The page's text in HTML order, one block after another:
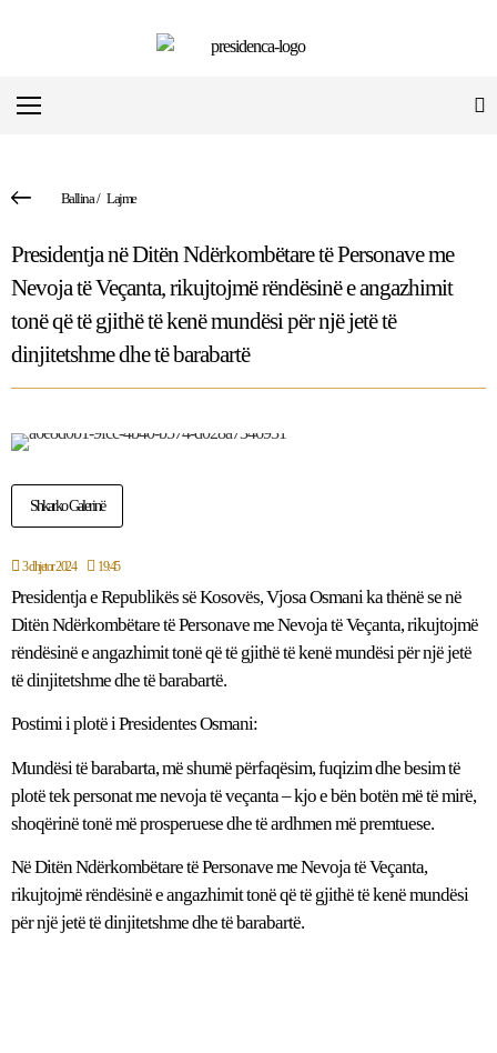
Ballina/ Lajme
Presidentja në Ditën Ndërkombëtare të Personave me
Nevoja të Veçanta, rikujtojmë rëndësinë e angazhimit
tonë që të gjithë të kenë mundësi për një jetë të
dinjitetshme dhe të barabartë
Shkarko Galerinë
3 dhjetor 2024 19:45
Presidentja e Republikës së Kosovës, Vjosa Osmani ka thënë se në
Ditën Ndërkombëtare të Personave me Nevoja të Veçanta, rikujtojmë
rëndësinë e angazhimit tonë që të gjithë të kenë mundësi për një jetë
të dinjitetshme dhe të barabartë.
Postimi i plotë i Presidentes Osmani:
Mundësi të barabarta, më shumë përfaqësim, fuqizim dhe besim të
plotë tek personat me nevoja të veçanta – kjo e bën botën më të mirë,
shoqërinë tonë më prosperuese dhe të ardhmen më premtuese.
Në Ditën Ndërkombëtare të Personave me Nevoja të Veçanta,
rikujtojmë rëndësinë e angazhimit tonë që të gjithë të kenë mundësi
për një jetë të dinjitetshme dhe të barabartë.